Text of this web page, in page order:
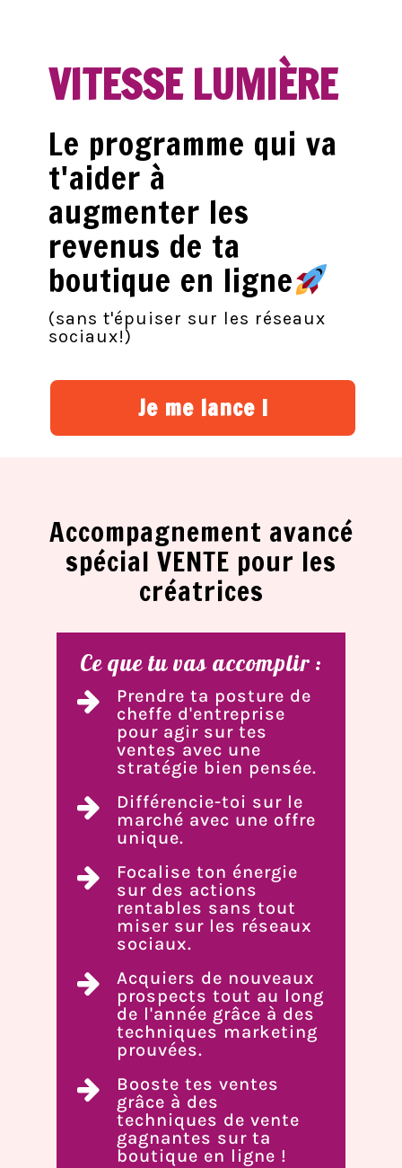
VITESSE LUMIÈRE
Le programme qui va
t'aider à
augmenter les
revenus de ta
boutique en ligne
(sans t'épuiser sur les réseaux
sociaux!)
Je me lance !
Accompagnement avancé
spécial VENTE pour les
créatrices
Ce que tu vas accomplir :
Prendre ta posture de
cheffe d'entreprise
pour agir sur tes
ventes avec une
stratégie bien pensée.
Différencie-toi sur le
marché avec une offre
unique.
Focalise ton énergie
sur des actions
rentables sans tout
miser sur les réseaux
sociaux.
Acquiers de nouveaux
prospects tout au long
de l'année grâce à des
techniques marketing
prouvées.
Booste tes ventes
grâce à des
techniques de vente
gagnantes sur ta
boutique en ligne !